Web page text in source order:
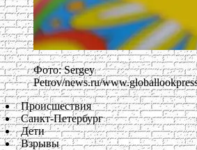
Фото: Sergey
Petrov/news.ru/
Происшествия
Санкт-Петербург
Дети
Взрывы